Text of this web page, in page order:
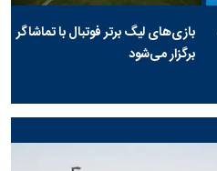
بازی‌های لیگ برتر فوتبال با تماشاگر
برگزار می‌شود